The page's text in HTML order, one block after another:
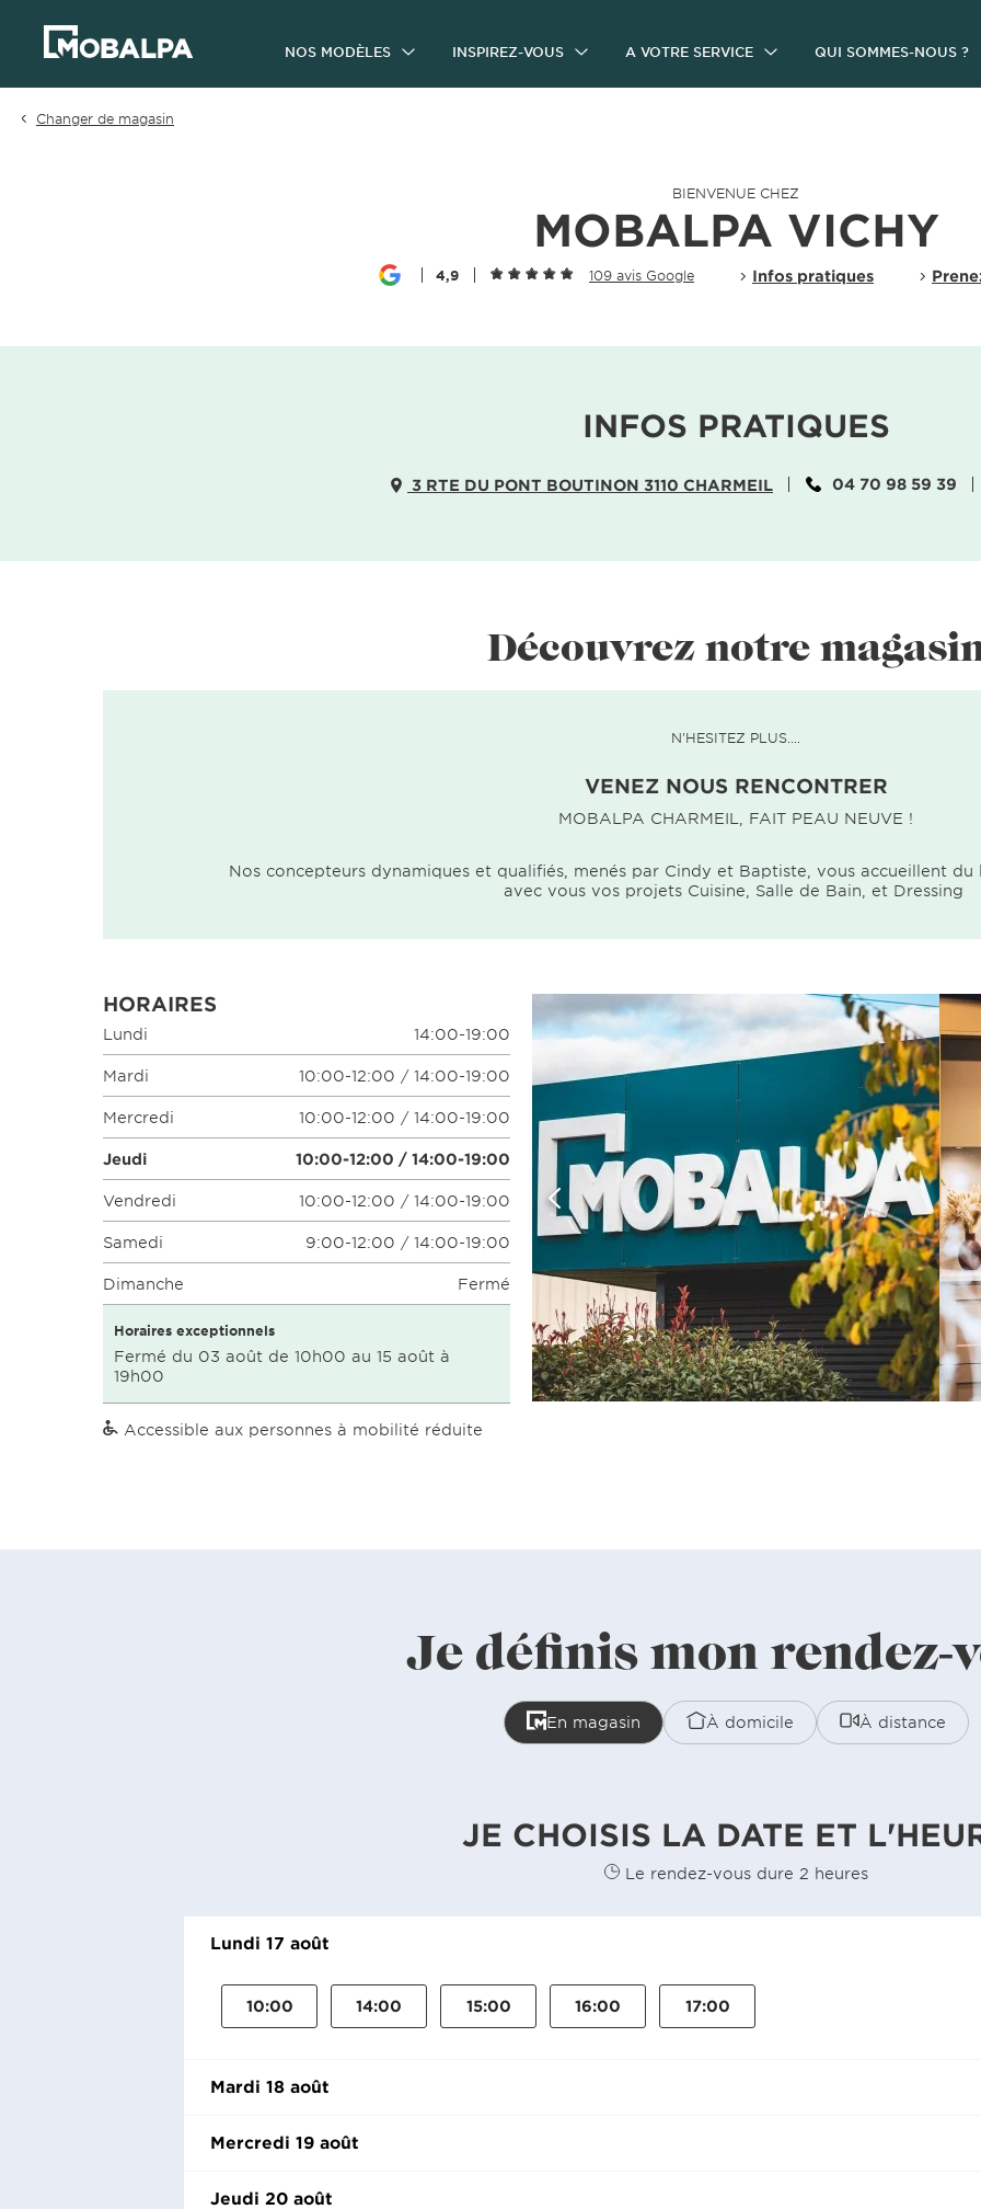
NOS MODÈLES INSPIREZ-VOUS A VOTRE SERVICE QUI SOMMES-NOUS ?
Changer de magasin
BIENVENUE CHEZ
MOBALPA VICHY
4,9 109 avis Google Infos pratiques
INFOS PRATIQUES
3 RTE DU PONT BOUTINON 3110 CHARMEIL 04 70 98 59 39
Découvrez notre
N'HESITEZ PLUS....
VENEZ NOUS RENCONTRER
MOBALPA CHARMEIL, FAIT PEAU NEUVE !
Nos concepteurs dynamiques et qualifiés, menés par Cindy et Baptiste, vous accueillent du
avec vous vos projets Cuisine, Salle de Bain, et Dressing
HORAIRES
Lundi 14:00-19:00
Mardi 10:00-12:00 / 14:00-19:00
Mercredi 10:00-12:00 / 14:00-19:00
Jeudi 10:00-12:00 / 14:00-19:00
Vendredi 10:00-12:00 / 14:00-19:00
Samedi 9:00-12:00 / 14:00-19:00
Dimanche Fermé
Horaires exceptionnels
Fermé du 03 août de 10h00 au 15 août à
19h00
Accessible aux personnes à mobilité réduite
Je définis mon rendez-
En magasin À domicile À distance
JE CHOISIS LA DATE ET
Le rendez-vous dure 2 heures
Lundi 17 août
10:00 14:00 15:00 16:00 17:00
Mardi 18 août
Mercredi 19 août
Jeudi 20 août